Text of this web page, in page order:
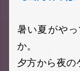
暑い夏がや
か。
夕方から夜